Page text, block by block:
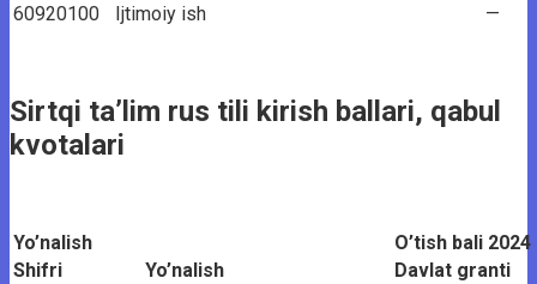
60920100
Ijtimoiy ish —
Sirtqi ta’lim rus tili kirish ballari, qabul
kvotalari
Yo’nalish
O’tish bali 2024
Shifri
Yo’nalish
Davlat granti